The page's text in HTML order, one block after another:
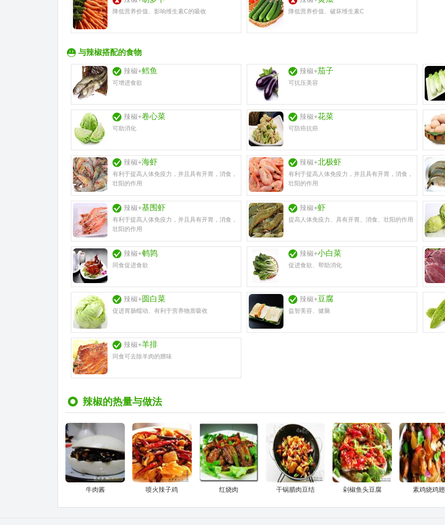
降低营养价值、影响维生素C的吸收 降低营养价值、破坏维生素C
与辣椒搭配的食物
辣椒+鳕鱼
可增进食欲
辣椒+茄子
可抗压美容
辣椒+卷心菜
可助消化
辣椒+花菜
可防癌抗癌
辣椒+海虾
有利于提高人体免疫力，并且具有开胃，消食，
壮阳的作用
辣椒+北极虾
有利于提高人体免疫力，并且具有开胃，消食，
壮阳的作用
辣椒+基围虾
有利于提高人体免疫力，并且具有开胃，消食，
壮阳的作用
辣椒+虾
提高人体免疫力、具有开胃、消食、壮阳的作用
辣椒+鹌鹑
同食促进食欲
辣椒+小白菜
促进食欲、帮助消化
辣椒+圆白菜
促进胃肠蠕动、有利于营养物质吸收
辣椒+豆腐
益智美容、健脑
辣椒+羊排
同食可去除羊肉的膻味
辣椒的热量与做法
牛肉酱 喷火辣子鸡 红烧肉 干锅腊肉豆结 剁椒鱼头豆腐 素鸡烧鸡翅